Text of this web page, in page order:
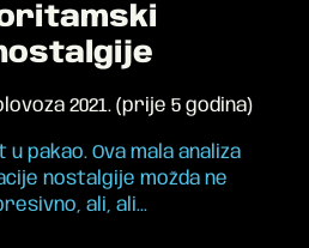
2021. (prije 5 godina)
pakao. Ova mala analiza
nostalgije možda ne
ali, ali...